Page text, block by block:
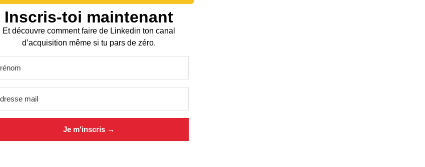
Inscris-toi maintenant
Et découvre comment faire de Linkedin ton canal
d’acquisition même si tu pars de zéro.
Je m'inscris →